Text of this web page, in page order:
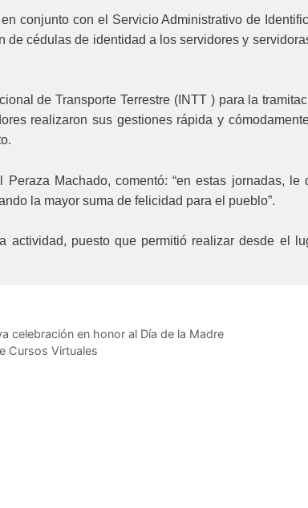
conjunto con el Servicio Administrativo de
cédulas de identidad a los servidores y
de Transporte Terrestre (INTT ) para la
realizaron sus gestiones rápida y
Machado, comentó: “en estas jornadas, le
la mayor suma de felicidad para el pueblo”.
actividad, puesto que permitió realizar desde el
INTT; estas oportunidades no se pueden
celebración en honor al Día de la Madre
Cursos Virtuales